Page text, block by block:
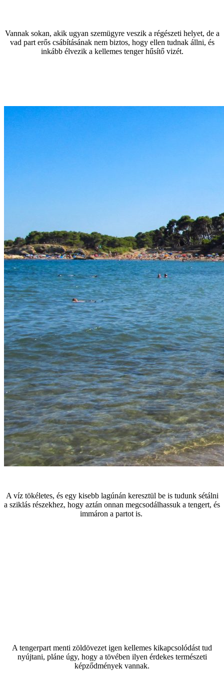
Vannak sokan, akik ugyan szemügyre veszik a régészeti helyet, de a
vad part erős csábításának nem biztos, hogy ellen tudnak állni, és
inkább élvezik a kellemes tenger hűsítő vizét.
A víz tökéletes, és egy kisebb lagúnán keresztül be is tudunk sétálni
a sziklás részekhez, hogy aztán onnan megcsodálhassuk a tengert, és
immáron a partot is.
A tengerpart menti zöldövezet igen kellemes kikapcsolódást tud
nyújtani, pláne úgy, hogy a tövében ilyen érdekes természeti
képződmények vannak.